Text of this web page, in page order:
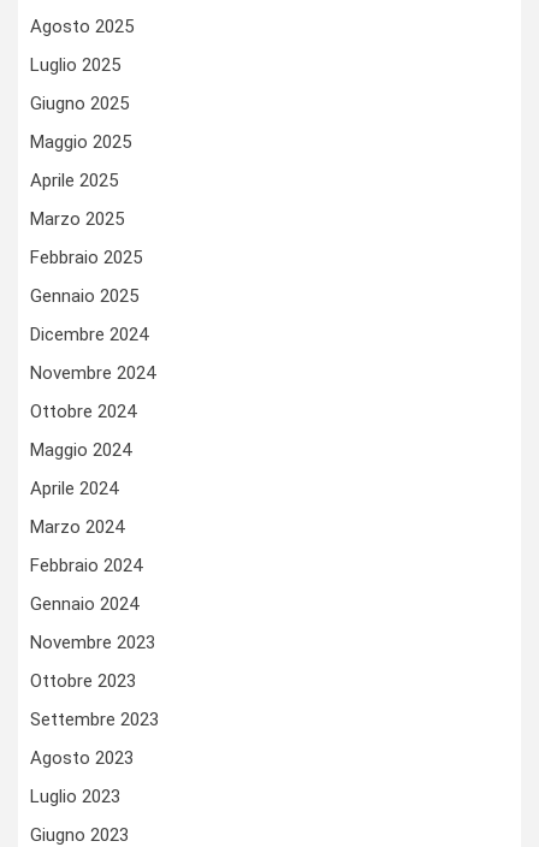
Agosto 2025
Luglio 2025
Giugno 2025
Maggio 2025
Aprile 2025
Marzo 2025
Febbraio 2025
Gennaio 2025
Dicembre 2024
Novembre 2024
Ottobre 2024
Maggio 2024
Aprile 2024
Marzo 2024
Febbraio 2024
Gennaio 2024
Novembre 2023
Ottobre 2023
Settembre 2023
Agosto 2023
Luglio 2023
Giugno 2023